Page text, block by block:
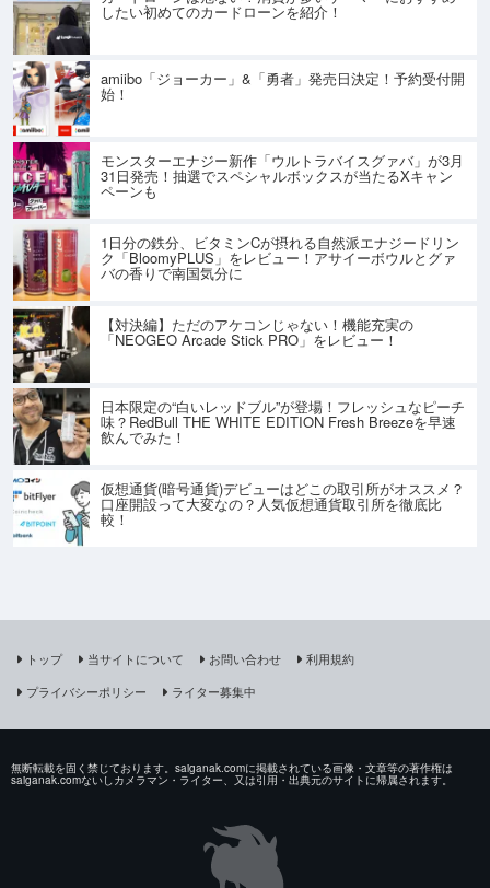
したい初めてのカードローンを紹介！
amiibo「ジョーカー」&「勇者」発売日決定！予約受付開
始！
モンスターエナジー新作「ウルトラバイスグァバ」が3月
31日発売！抽選でスペシャルボックスが当たるXキャン
ペーンも
1日分の鉄分、ビタミンCが摂れる自然派エナジードリン
ク「BloomyPLUS」をレビュー！アサイーボウルとグァ
バの香りで南国気分に
【対決編】ただのアケコンじゃない！機能充実の
「NEOGEO Arcade Stick PRO」をレビュー！
日本限定の“白いレッドブル”が登場！フレッシュなピーチ
味？RedBull THE WHITE EDITION Fresh Breezeを早速
飲んでみた！
仮想通貨(暗号通貨)デビューはどこの取引所がオススメ？
口座開設って大変なの？人気仮想通貨取引所を徹底比
較！
トップ 当サイトについて お問い合わせ
利用規約
プライバシーポリシー
ライター募集中
無断転載を固く禁じております。saiganak.comに掲載されている画像・文章等の著作権は
saiganak.comないしカメラマン・ライター、又は引用・出典元のサイトに帰属されます。